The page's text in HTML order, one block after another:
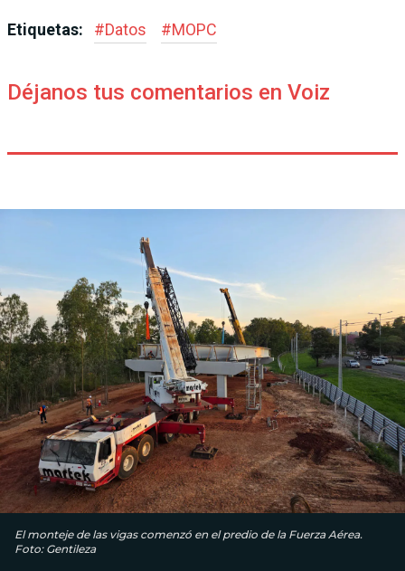
Etiquetas: #Datos #MOPC
Déjanos tus comentarios en Voiz
El monteje de las vigas comenzó en el predio de la Fuerza Aérea.
Foto: Gentileza